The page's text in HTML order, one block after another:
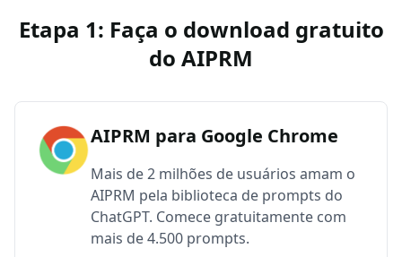
Etapa 1: Faça o download gratuito
do AIPRM
AIPRM para Google Chrome
Mais de 2 milhões de usuários amam o
AIPRM pela biblioteca de prompts do
ChatGPT. Comece gratuitamente com
mais de 4.500 prompts.